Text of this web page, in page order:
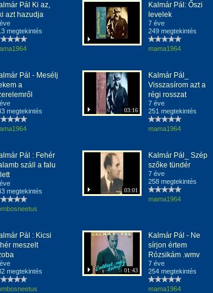
Pál Ki az,
azt hazudja
megtekintés
Kalmár Pál: Őszi
levelek
7 éve
249 megtekintés
mama1964
Pál - Mesélj
a
megtekintés
03:16
Kalmár Pál_
Visszasírom azt a
régi rosszat
7 éve
251 megtekintés
mama1964
Pál : Fehér
száll a falu
megtekintés
03:01
Kalmár Pál_ Szép
szőke tündér
7 éve
258 megtekintés
mama1964
Pál : Kicsi
meszelt
megtekintés
01:43
Kalmár Pál - Ne
sírjon értem
Rózsikám .wmv
7 éve
254 megtekintés
mama1964